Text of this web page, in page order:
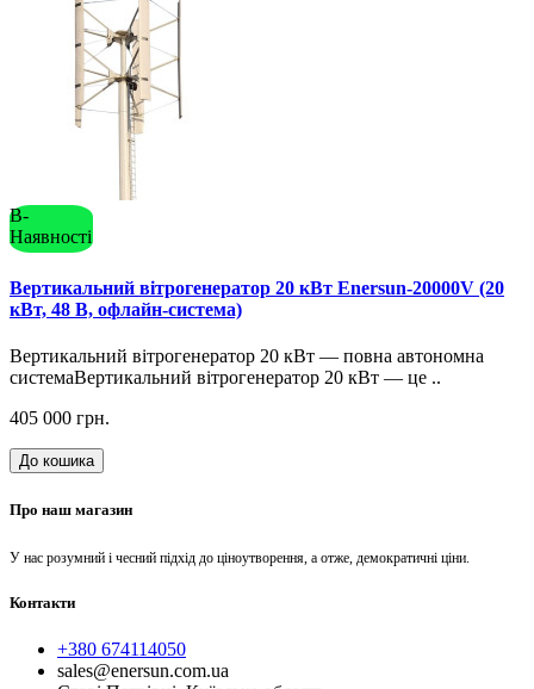
В-
Наявності
Вертикальний вітрогенератор 20 кВт Enersun-20000V (20
кВт, 48 В, офлайн-система)
Вертикальний вітрогенератор 20 кВт — повна автономна
системаВертикальний вітрогенератор 20 кВт — це ..
405 000 грн.
До кошика
Про наш магазин
У нас розумний і чесний підхід до ціноутворення, а отже, демократичні ціни.
Контакти
+380 674114050
sales@enersun.com.ua